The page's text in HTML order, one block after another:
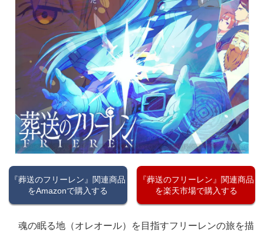
『葬送のフリーレン』関連商品
をAmazonで購入する
『葬送のフリーレン』関連商品
を楽天市場で購入する
魂の眠る地（オレオール）を目指すフリーレンの旅を描